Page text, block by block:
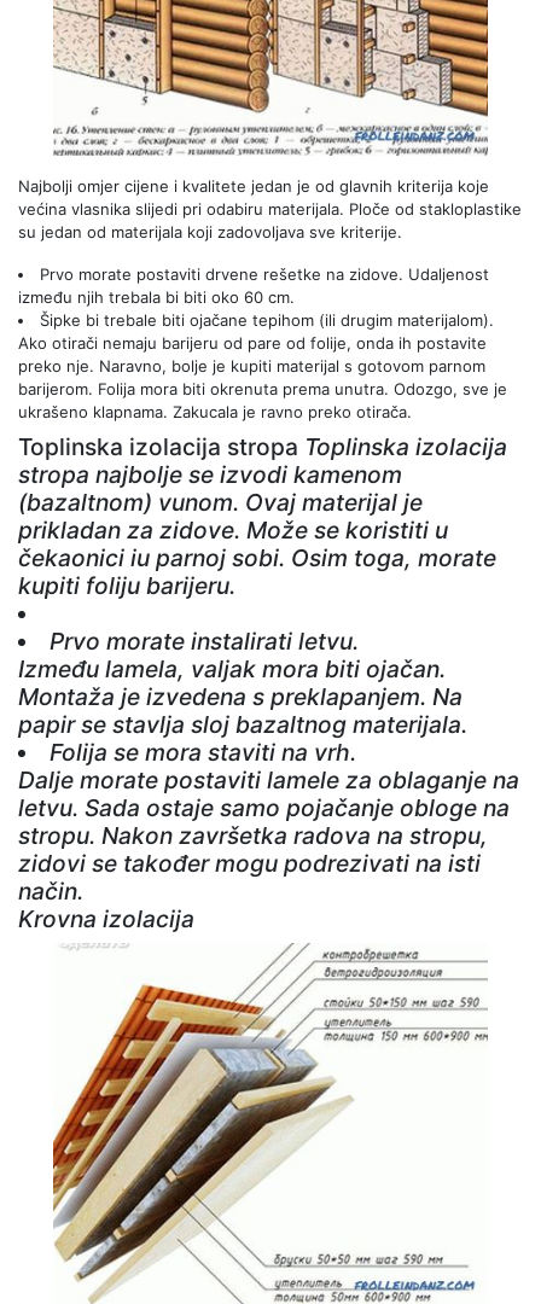
Najbolji omjer cijene i kvalitete jedan je od glavnih kriterija koje
većina vlasnika slijedi pri odabiru materijala. Ploče od stakloplastike
su jedan od materijala koji zadovoljava sve kriterije.
Prvo morate postaviti drvene rešetke na zidove. Udaljenost
između njih trebala bi biti oko 60 cm.
Šipke bi trebale biti ojačane tepihom (ili drugim materijalom).
Ako otirači nemaju barijeru od pare od folije, onda ih postavite
preko nje. Naravno, bolje je kupiti materijal s gotovom parnom
barijerom. Folija mora biti okrenuta prema unutra. Odozgo, sve je
ukrašeno klapnama. Zakucala je ravno preko otirača.
Toplinska izolacija stropa Toplinska izolacija
stropa najbolje se izvodi kamenom
(bazaltnom) vunom. Ovaj materijal je
prikladan za zidove. Može se koristiti u
čekaonici iu parnoj sobi. Osim toga, morate
kupiti foliju barijeru.
Prvo morate instalirati letvu.
Između lamela, valjak mora biti ojačan.
Montaža je izvedena s preklapanjem. Na
papir se stavlja sloj bazaltnog materijala.
Folija se mora staviti na vrh.
Dalje morate postaviti lamele za oblaganje na
letvu. Sada ostaje samo pojačanje obloge na
stropu. Nakon završetka radova na stropu,
zidovi se također mogu podrezivati ​​na isti
način.
Krovna izolacija